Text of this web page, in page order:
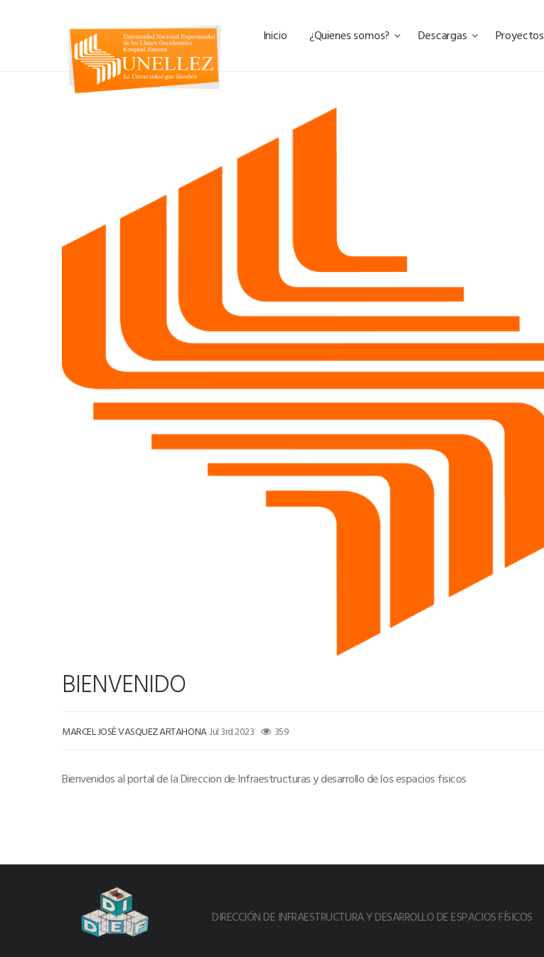
Inicio ¿Quienes somos? Descargas Proyectos
BIENVENIDO
MARCEL JOSÈ VASQUEZ ARTAHONAJul 3rd 2023 359
Bienvenidos al portal de la Direccion de Infraestructuras y desarrollo de los espacios fisicos
DIRECCIÓN DE INFRAESTRUCTURA Y DESARROLLO DE ESPACIOS FÍSICOS